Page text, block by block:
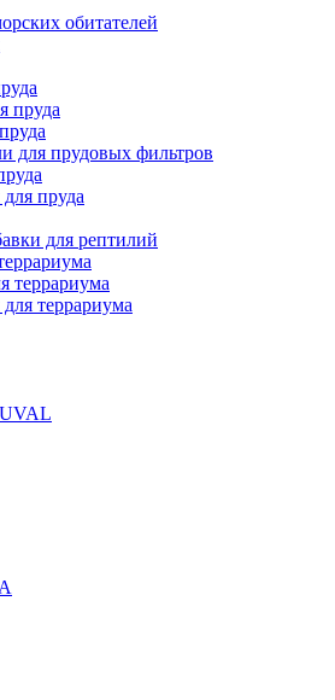
обитателей
пруда
для прудовых фильтров
пруда
для рептилий
террариума
террариума